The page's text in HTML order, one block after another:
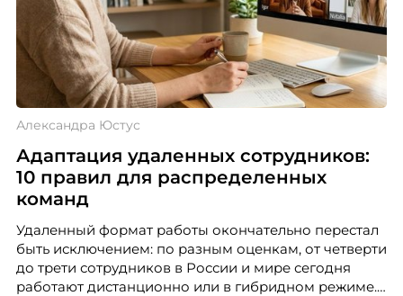
Александра Юстус
Адаптация удаленных сотрудников:
10 правил для распределенных
команд
Удаленный формат работы окончательно перестал
быть исключением: по разным оценкам, от четверти
до трети сотрудников в России и мире сегодня
работают дистанционно или в гибридном режиме.